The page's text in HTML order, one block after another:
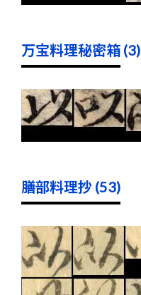
万宝料理秘密箱 (3)
膳部料理抄 (53)